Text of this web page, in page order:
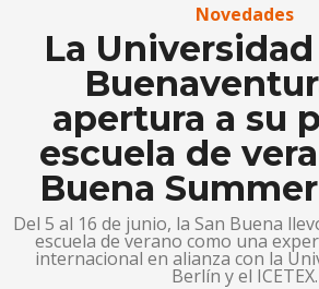
Novedades
La
apertura a su
escuela de
Buena
Del 5 al 16 de junio, la San Buena
escuela de verano como una
internacional en alianza con la
Berlín y el ICETEX.